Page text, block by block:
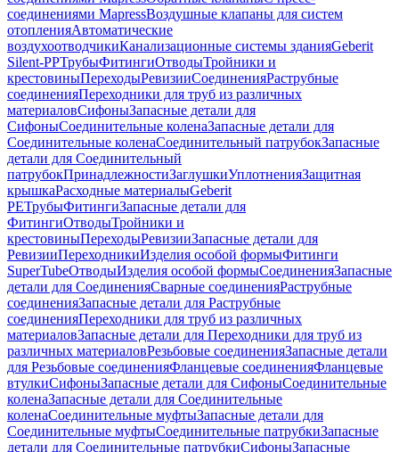
соединениями MapressВоздушные клапаны для систем
отопленияАвтоматические
воздухоотводчикиКанализационные системы зданияGeberit
Silent-PPТрубыФитингиОтводыТройники и
крестовиныПереходыРевизииСоединенияРаструбные
соединенияПереходники для труб из различных
материаловСифоныЗапасные детали для
СифоныСоединительные коленаЗапасные детали для
Соединительные коленаСоединительный патрубокЗапасные
детали для Соединительный
патрубокПринадлежностиЗаглушкиУплотненияЗащитная
крышкаРасходные материалыGeberit
PEТрубыФитингиЗапасные детали для
ФитингиОтводыТройники и
крестовиныПереходыРевизииЗапасные детали для
РевизииПереходникиИзделия особой формыФитинги
SuperTubeОтводыИзделия особой формыСоединенияЗапасные
детали для СоединенияСварные соединенияРаструбные
соединенияЗапасные детали для Раструбные
соединенияПереходники для труб из различных
материаловЗапасные детали для Переходники для труб из
различных материаловРезьбовые соединенияЗапасные детали
для Резьбовые соединенияФланцевые соединенияФланцевые
втулкиСифоныЗапасные детали для СифоныСоединительные
коленаЗапасные детали для Соединительные
коленаСоединительные муфтыЗапасные детали для
Соединительные муфтыСоединительные патрубкиЗапасные
детали для Соединительные патрубкиСифоныЗапасные